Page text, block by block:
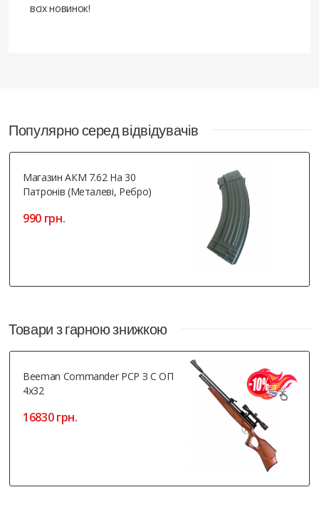
всіх новинок!
Популярно серед відвідувачів
Магазин АКМ 7.62 На 30
Патронів (металеві, Ребро)
990 грн.
Товари з гарною знижкою
Beeman Commander PCP З С ОП
4х32
16830 грн.